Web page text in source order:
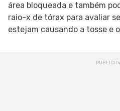
área bloqueada e também
raio-x de tórax para avaliar
estejam causando a tosse e